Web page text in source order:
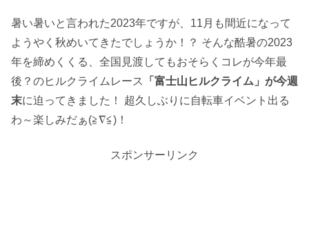
暑い暑いと言われた2023年ですが、11月も間近になって
ようやく秋めいてきたでしょうか！？ そんな酷暑の2023
年を締めくくる、全国見渡してもおそらくコレが今年最
後？のヒルクライムレース
「富士山ヒルクライム」が今週
末に迫ってきました！ 超久しぶりに自転車イベント出る
わ～楽しみだぁ(≧∇≦)！
スポンサーリンク